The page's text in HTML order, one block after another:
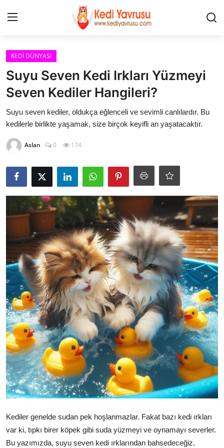
Giriş
İLETİŞİM
HAKKIMIZDA
KEDİPEDİA
KEDİ BAKIMI
KEDİ DÜNYASI
KEDİ MAMASI
VETERİNERLER
KEDİ DÜNYASI
Suyu Seven Kedi Irkları Yüzmeyi
Seven Kediler Hangileri?
Suyu seven kediler, oldukça eğlenceli ve sevimli canlılardır. Bu
kedilerle birlikte yaşamak, size birçok keyifli an yaşatacaktır.
Aslan 0 174
Kediler genelde sudan pek hoşlanmazlar. Fakat bazı kedi ırkları
var ki, tıpkı birer köpek gibi suda yüzmeyi ve oynamayı severler.
Bu yazımızda, suyu seven kedi ırklarından bahsedeceğiz.